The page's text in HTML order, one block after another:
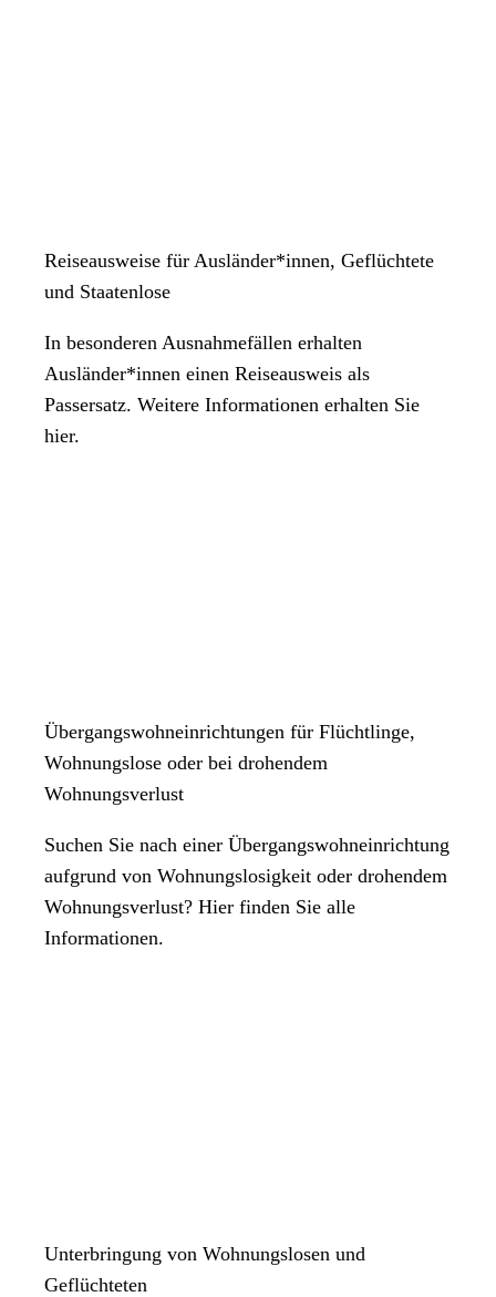
Reiseausweise für Ausländer*innen, Geflüchtete
und Staatenlose
In besonderen Ausnahmefällen erhalten
Ausländer*innen einen Reiseausweis als
Passersatz. Weitere Informationen erhalten Sie
hier.
Übergangswohneinrichtungen für Flüchtlinge,
Wohnungslose oder bei drohendem
Wohnungsverlust
Suchen Sie nach einer Übergangswohneinrichtung
aufgrund von Wohnungslosigkeit oder drohendem
Wohnungsverlust? Hier finden Sie alle
Informationen.
Unterbringung von Wohnungslosen und
Geflüchteten